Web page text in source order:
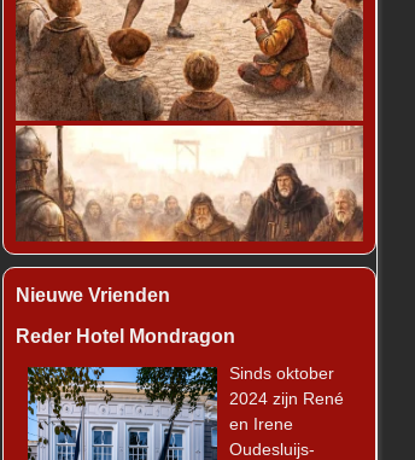
Nieuwe Vrienden
Reder Hotel Mondragon
Sinds oktober
2024 zijn René
en Irene
Oudesluijs-